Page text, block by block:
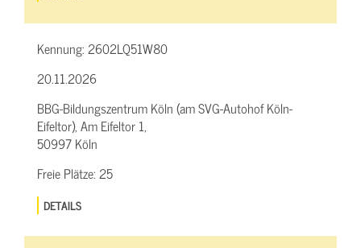
Kennung:2602LQ51W80
20.11.2026
BBG-Bildungszentrum Köln (am SVG-Autohof Köln-
Eifeltor), Am Eifeltor 1,
50997 Köln
Freie Plätze:25
DETAILS